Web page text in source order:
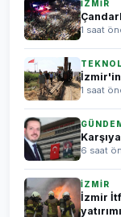
İZMİR
1 saat
1 saat
6 saat
İZMİR
İzmir
yatırımı